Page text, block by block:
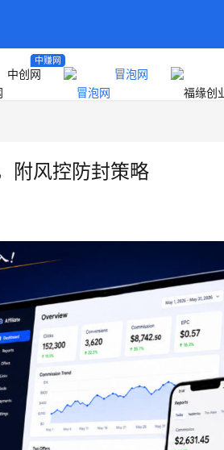
中创网
中赚网
冒泡网
附风控防封策略